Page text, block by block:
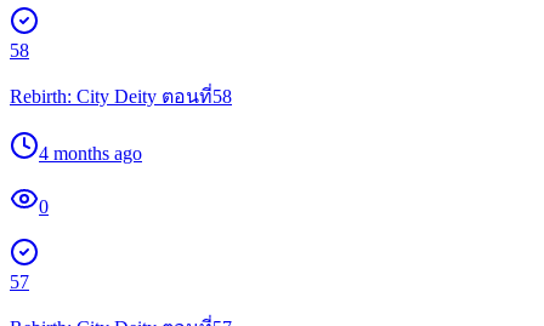
58
Rebirth: City Deity ตอนที่58
4 months ago
0
57